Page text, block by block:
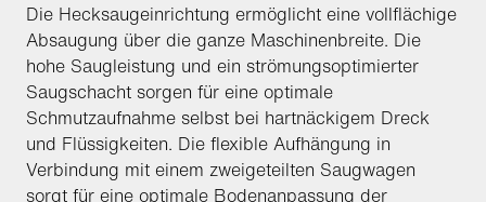
Die Hecksaugeinrichtung ermöglicht eine vollflächige
Absaugung über die ganze Maschinenbreite. Die
hohe Saugleistung und ein strömungsoptimierter
Saugschacht sorgen für eine optimale
Schmutzaufnahme selbst bei hartnäckigem Dreck
und Flüssigkeiten. Die flexible Aufhängung in
Verbindung mit einem zweigeteilten Saugwagen
sorgt für eine optimale Bodenanpassung der